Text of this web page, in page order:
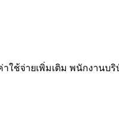
ใช้จ่ายเพิ่มเติม พนักงาน